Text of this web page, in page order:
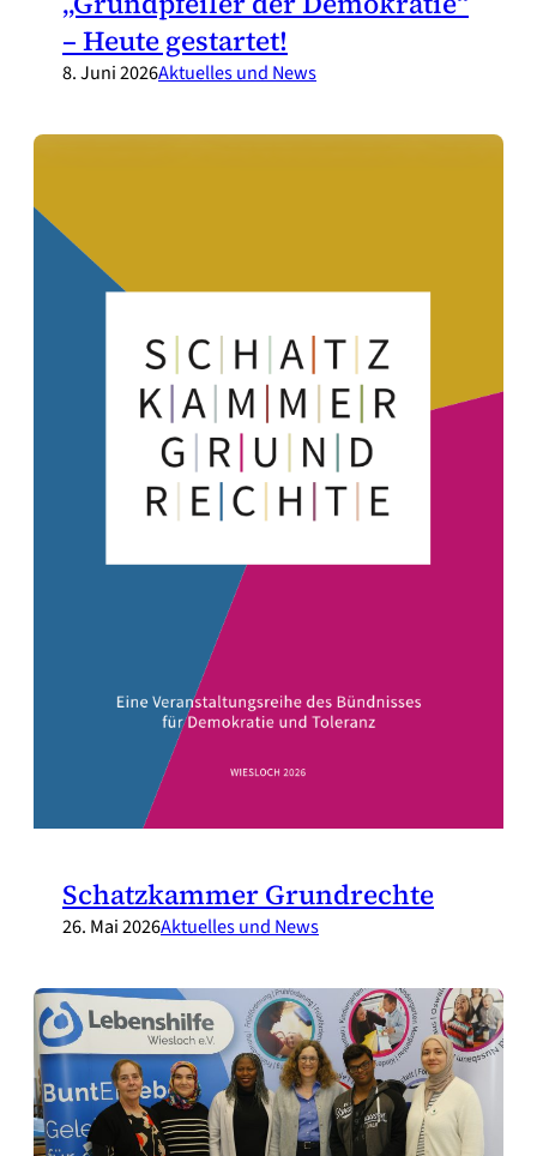
– Heute gestartet!
8. Juni 2026Aktuelles und News
Schatzkammer Grundrechte
26. Mai 2026Aktuelles und News